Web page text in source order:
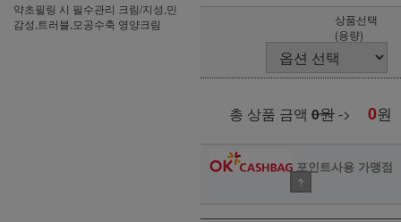
약초필링 시 필수관리 크림/지성,민
감성,트러블,모공수축 영양크림
상품선택
(용량)
총 상품 금액 0원-> 0원
포인트사용 가맹점
?